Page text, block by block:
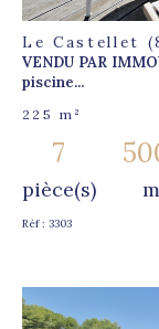
Le Castellet
VENDU PAR
piscine...
225 m²
7
pièce(s)
Réf : 3303